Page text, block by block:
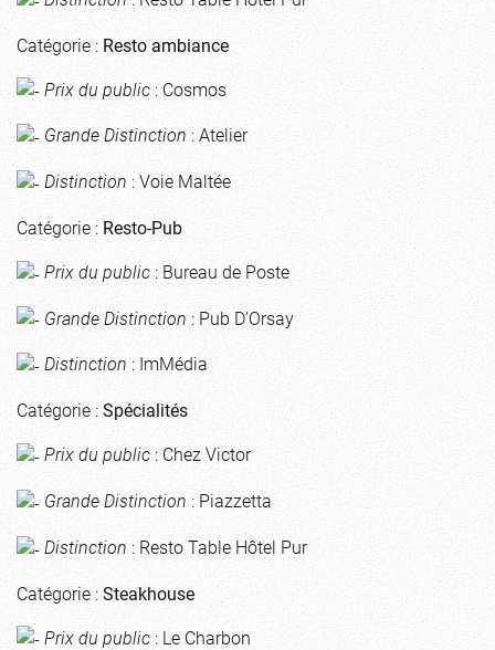
Catégorie :Resto ambiance
Prix du public: Cosmos
Grande Distinction: Atelier
Distinction: Voie Maltée
Catégorie :Resto-Pub
Prix du public: Bureau de Poste
Grande Distinction : Pub D’Orsay
Distinction: ImMédia
Catégorie :Spécialités
Prix du public: Chez Victor
Grande Distinction: Piazzetta
Distinction: Resto Table Hôtel Pur
Catégorie :Steakhouse
Prix du public: Le Charbon